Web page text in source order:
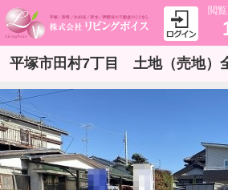
閲
平塚市田村7丁目 土地（売地）